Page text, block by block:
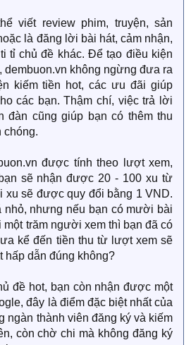
viết review phim, truyện, sản
là đăng lời bài hát, cảm nhận,
tỉ chủ đề khác. Để tạo điều kiện
dembuon.vn không ngừng đưa ra
kiếm tiền hot, các ưu đãi giúp
các bạn. Thậm chí, việc trả lời
đàn cũng giúp bạn có thêm thu
chóng.
được tính theo lượt xem,
sẽ nhận được 20 - 100 xu từ
xu sẽ được quy đổi bằng 1 VND.
nhỏ, nhưng nếu bạn có mười bài
một trăm người xem thì bạn đã có
kể đến tiền thu từ lượt xem sẽ
hấp dẫn đúng không?
đề hot, bạn còn nhận được một
đây là điểm đặc biệt nhất của
ngàn thành viên đăng ký và kiếm
còn chờ chi mà không đăng ký